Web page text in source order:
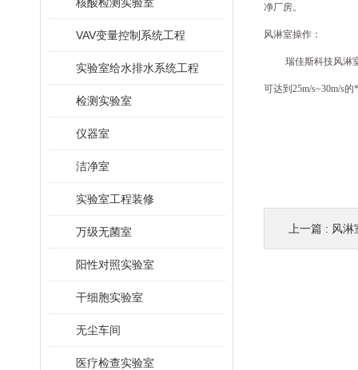
VAV变量控制系统工程
实验室给水排水系统工程
检测实验室
仪器室
洁净室
实验室工程装修
万级无菌室
阳性对照实验室
干细胞实验室
无尘车间
医疗检查实验室
净厂房。
风淋室操作：
瑞佳斯科技风淋室
可达到 25m/s~30m/s的
上一篇 : 风淋